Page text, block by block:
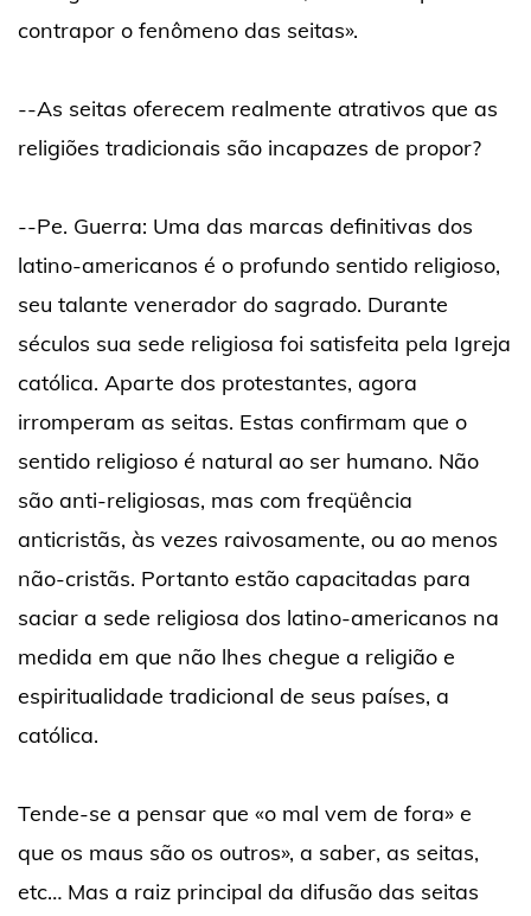
contrapor o fenômeno das seitas».
--As seitas oferecem realmente atrativos que as
religiões tradicionais são incapazes de propor?
--Pe. Guerra: Uma das marcas definitivas dos
latino-americanos é o profundo sentido religioso,
seu talante venerador do sagrado. Durante
séculos sua sede religiosa foi satisfeita pela Igreja
católica. Aparte dos protestantes, agora
irromperam as seitas. Estas confirmam que o
sentido religioso é natural ao ser humano. Não
são anti-religiosas, mas com freqüência
anticristãs, às vezes raivosamente, ou ao menos
não-cristãs. Portanto estão capacitadas para
saciar a sede religiosa dos latino-americanos na
medida em que não lhes chegue a religião e
espiritualidade tradicional de seus países, a
católica.
Tende-se a pensar que «o mal vem de fora» e
que os maus são os outros», a saber, as seitas,
etc… Mas a raiz principal da difusão das seitas